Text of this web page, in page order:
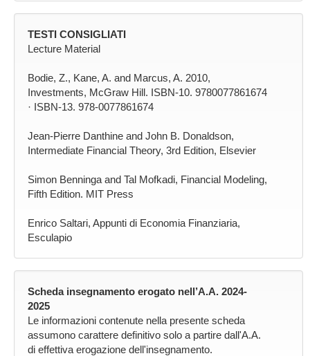
TESTI CONSIGLIATI
Lecture Material
Bodie, Z., Kane, A. and Marcus, A. 2010,
Investments, McGraw Hill. ISBN-10. 9780077861674
· ISBN-13. 978-0077861674
Jean-Pierre Danthine and John B. Donaldson,
Intermediate Financial Theory, 3rd Edition, Elsevier
Simon Benninga and Tal Mofkadi, Financial Modeling,
Fifth Edition. MIT Press
Enrico Saltari, Appunti di Economia Finanziaria,
Esculapio
Scheda insegnamento erogato nell’A.A. 2024-
2025
Le informazioni contenute nella presente scheda
assumono carattere definitivo solo a partire dall'A.A.
di effettiva erogazione dell'insegnamento.